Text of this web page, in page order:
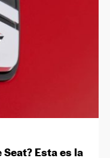
Seat? Esta es la